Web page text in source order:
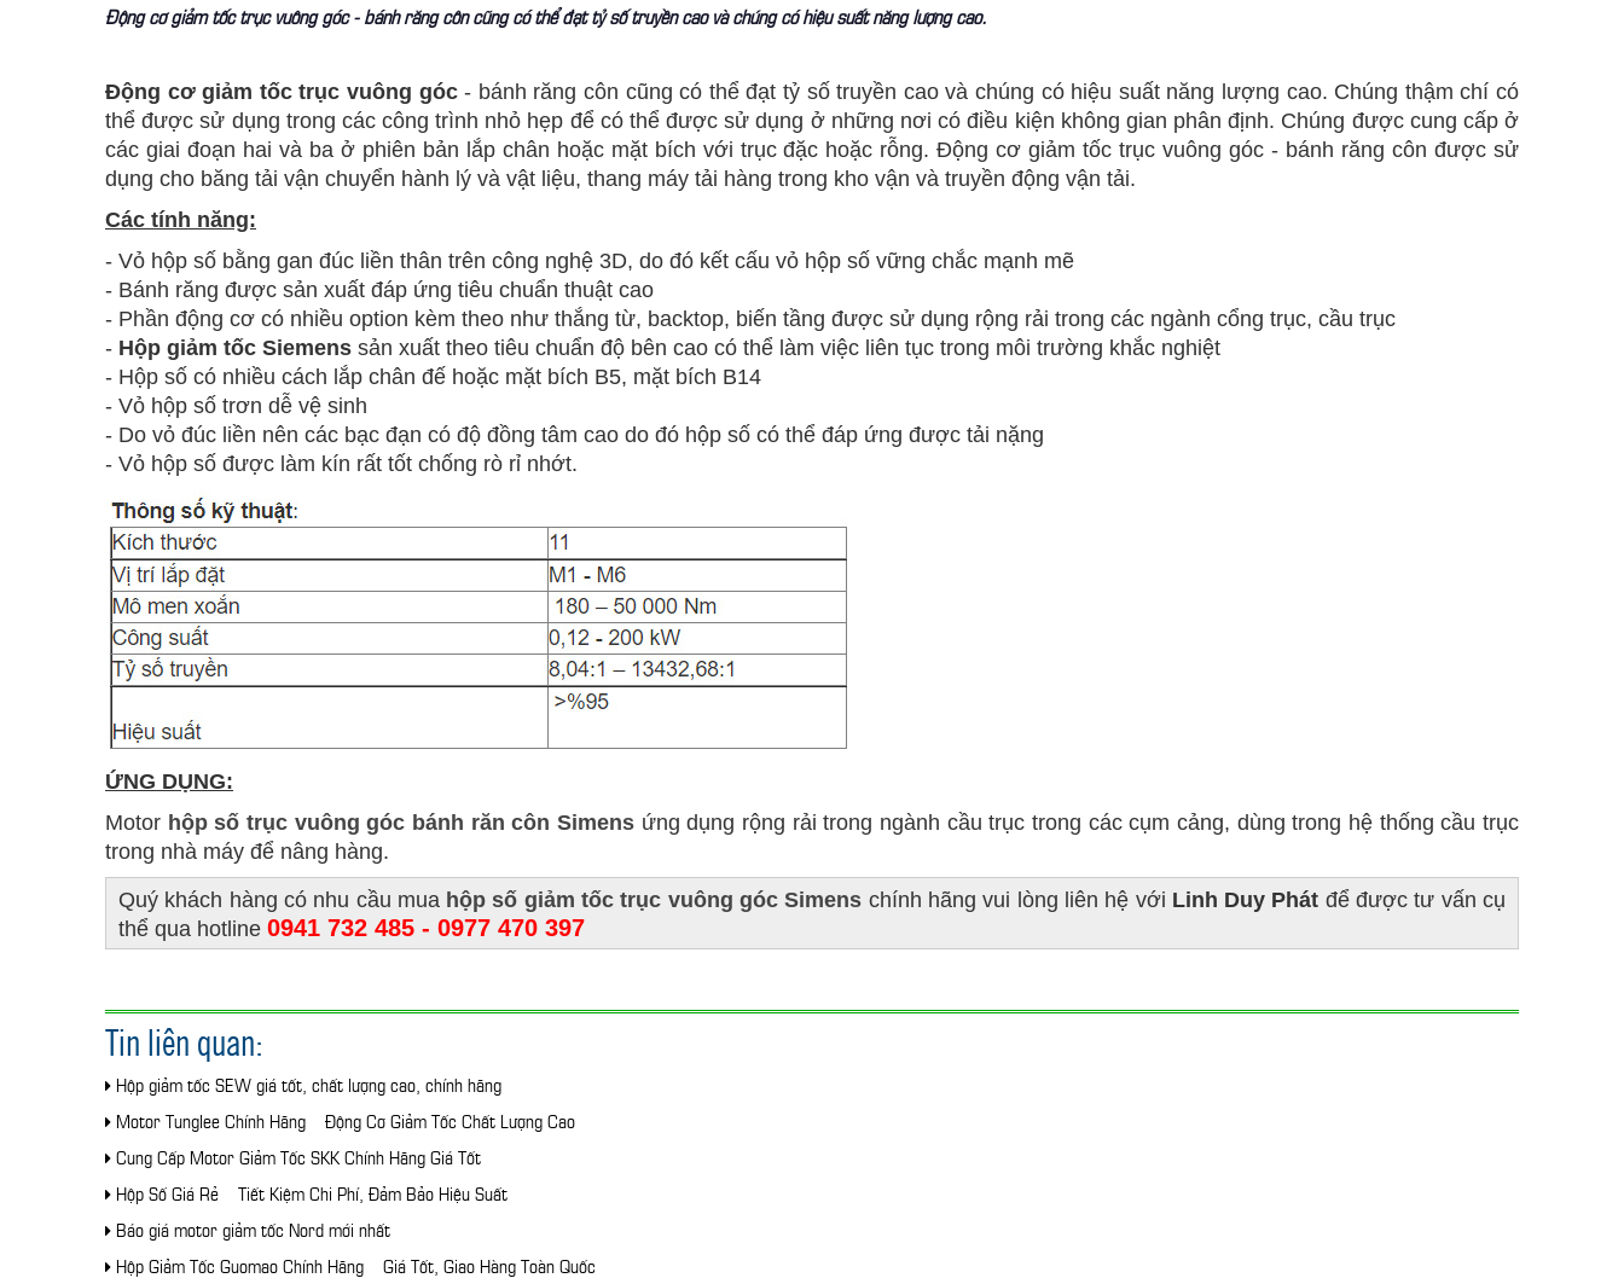
Động cơ giảm tốc trục vuông góc - bánh răng côn cũng có thể đạt tỷ số truyền cao và chúng có hiệu suất năng lượng cao.
Động cơ giảm tốc trục vuông góc- bánh răng côn cũng có thể đạt tỷ số truyền cao và chúng có hiệu suất năng lượng cao. Chúng thậm chí có
thể được sử dụng trong các công trình nhỏ hẹp để có thể được sử dụng ở những nơi có điều kiện không gian phân định. Chúng được cung cấp ở
các giai đoạn hai và ba ở phiên bản lắp chân hoặc mặt bích với trục đặc hoặc rỗng. Động cơ giảm tốc trục vuông góc - bánh răng côn được sử
dụng cho băng tải vận chuyển hành lý và vật liệu, thang máy tải hàng trong kho vận và truyền động vận tải.
Các tính năng:
- Vỏ hộp số bằng gan đúc liền thân trên công nghệ 3D, do đó kết cấu vỏ hộp số vững chắc mạnh mẽ
- Bánh răng được sản xuất đáp ứng tiêu chuẩn thuật cao
- Phần động cơ có nhiều option kèm theo như thắng từ, backtop, biến tầng được sử dụng rộng rải trong các ngành cổng trục, cầu trục
- Hộp giảm tốc Siemens sản xuất theo tiêu chuẩn độ bên cao có thể làm việc liên tục trong môi trường khắc nghiệt
- Hộp số có nhiều cách lắp chân đế hoặc mặt bích B5, mặt bích B14
- Vỏ hộp số trơn dễ vệ sinh
- Do vỏ đúc liền nên các bạc đạn có độ đồng tâm cao do đó hộp số có thể đáp ứng được tải nặng
- Vỏ hộp số được làm kín rất tốt chống rò rỉ nhớt.
ỨNG DỤNG:
Motor hộp số trục vuông góc bánh răn côn Simens ứng dụng rộng rải trong ngành cầu trục trong các cụm cảng, dùng trong hệ thống cầu trục
trong nhà máy để nâng hàng.
Quý khách hàng có nhu cầu mua hộp số giảm tốc trục vuông góc Simens chính hãng vui lòng liên hệ với Linh Duy Phát để được tư vấn cụ
thể qua hotline 0941 732 485 - 0977 470 397
Tin liên quan:
Hộp giảm tốc SEW giá tốt, chất lượng cao, chính hãng
Motor Tunglee Chính Hãng – Động Cơ Giảm Tốc Chất Lượng Cao
Cung Cấp Motor Giảm Tốc SKK Chính Hãng Giá Tốt
Hộp Số Giá Rẻ – Tiết Kiệm Chi Phí, Đảm Bảo Hiệu Suất
Báo giá motor giảm tốc Nord mới nhất
Hộp Giảm Tốc Guomao Chính Hãng – Giá Tốt, Giao Hàng Toàn Quốc